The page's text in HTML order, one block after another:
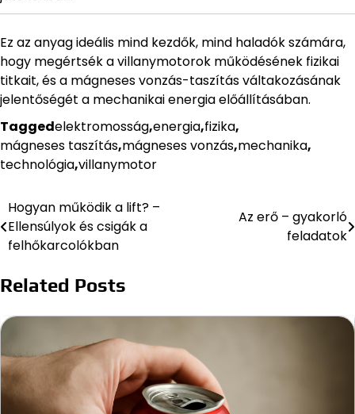
Ez az anyag ideális mind kezdők, mind haladók számára,
hogy megértsék a villanymotorok működésének fizikai
titkait, és a mágneses vonzás-taszítás váltakozásának
jelentőségét a mechanikai energia előállításában.
Taggedelektromosság,energia,fizika,
mágneses taszítás,mágneses vonzás,mechanika,
technológia,villanymotor
Bejegyzés
navigáció
Hogyan működik a lift? –
Ellensúlyok és csigák a
felhőkarcolókban
Az erő – gyakorló
feladatok
Related Posts